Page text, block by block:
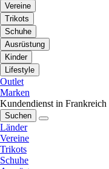
Vereine
Trikots
Schuhe
Ausrüstung
Kinder
Lifestyle
Outlet
Marken
Kundendienst in Frankreich
Suchen
Länder
Vereine
Trikots
Schuhe